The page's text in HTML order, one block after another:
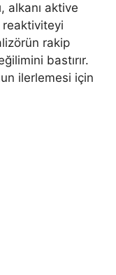
alkanı aktive
rakip
bastırır.
ilerlemesi için